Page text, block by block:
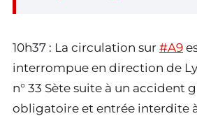
10h37 : La circulation sur #A9
interrompue en direction de
n° 33 Sète suite à un accident
obligatoire et entrée interdite